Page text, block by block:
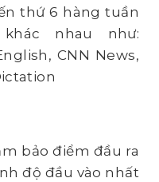
thứ 6 hàng tuần
nhau như:
CNN News,
bảo điểm đầu ra
độ đầu vào nhất